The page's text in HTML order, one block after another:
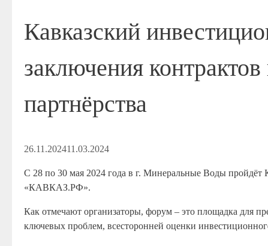
Кавказский
заключения
партнёрства
26.11.202411.03.2024
С 28 по 30 мая 2024 года в г. Минеральные Воды пройдёт
«КАВКАЗ.РФ».
Как отмечают организаторы, форум – это площадка для
ключевых проблем, всесторонней оценки